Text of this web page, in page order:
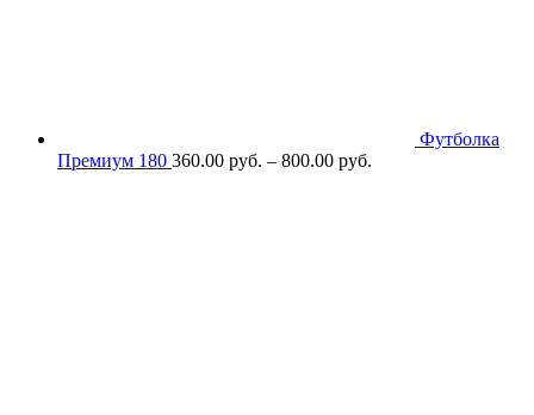
Футболка
Премиум 180 360.00 руб. – 800.00 руб.